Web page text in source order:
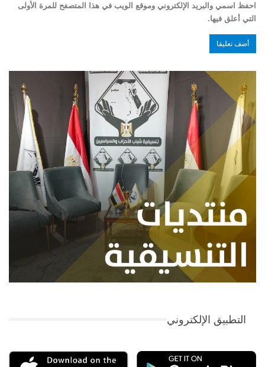
احفظ اسمي والبريد الإلكتروني وموقع الويب في هذا المتصفح للمرة الأولى
التي أعلق فيها.
التطبيق الإلكتروني